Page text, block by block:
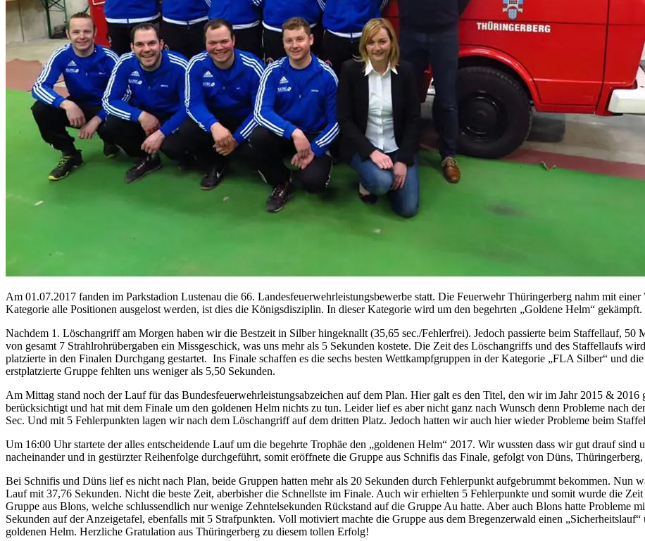
Am 01.07.2017 fanden im Parkstadion Lustenau die 66. Landesfeuerwehrleistungsbewerbe statt. Die Feuerwehr Thüringerberg nahm mit
Kategorie alle Positionen ausgelost werden, ist dies die Königsdisziplin. In dieser Kategorie wird um den begehrten „Goldene Helm“ gekämpft.
Nachdem 1. Löschangriff am Morgen haben wir die Bestzeit in Silber hingeknallt (35,65 sec./Fehlerfrei). Jedoch passierte beim Staffellauf, 50
von gesamt 7 Strahlrohrübergaben ein Missgeschick, was uns mehr als 5 Sekunden kostete. Die Zeit des Löschangriffs und des Staffellaufs
platzierte in den Finalen Durchgang gestartet. Ins Finale schaffen es die sechs besten Wettkampfgruppen in der Kategorie „FLA Silber“ und
erstplatzierte Gruppe fehlten uns weniger als 5,50 Sekunden.
Am Mittag stand noch der Lauf für das Bundesfeuerwehrleistungsabzeichen auf dem Plan. Hier galt es den Titel, den wir im Jahr 2015 &
berücksichtigt und hat mit dem Finale um den goldenen Helm nichts zu tun. Leider lief es aber nicht ganz nach Wunsch denn Probleme nach
Sec. Und mit 5 Fehlerpunkten lagen wir nach dem Löschangriff auf dem dritten Platz. Jedoch hatten wir auch hier wieder Probleme beim
Um 16:00 Uhr startete der alles entscheidende Lauf um die begehrte Trophäe den „goldenen Helm“ 2017. Wir wussten dass wir gut drauf sind
nacheinander und in gestürzter Reihenfolge durchgeführt, somit eröffnete die Gruppe aus Schnifis das Finale, gefolgt von Düns,
Bei Schnifis und Düns lief es nicht nach Plan, beide Gruppen hatten mehr als 20 Sekunden durch Fehlerpunkt aufgebrummt bekommen. Nun
Lauf mit 37,76 Sekunden. Nicht die beste Zeit, aberbisher die Schnellste im Finale. Auch wir erhielten 5 Fehlerpunkte und somit wurde die
Gruppe aus Blons, welche schlussendlich nur wenige Zehntelsekunden Rückstand auf die Gruppe Au hatte. Aber auch Blons hatte Probleme
Sekunden auf der Anzeigetafel, ebenfalls mit 5 Strafpunkten. Voll motiviert machte die Gruppe aus dem Bregenzerwald einen
goldenen Helm. Herzliche Gratulation aus Thüringerberg zu diesem tollen Erfolg!